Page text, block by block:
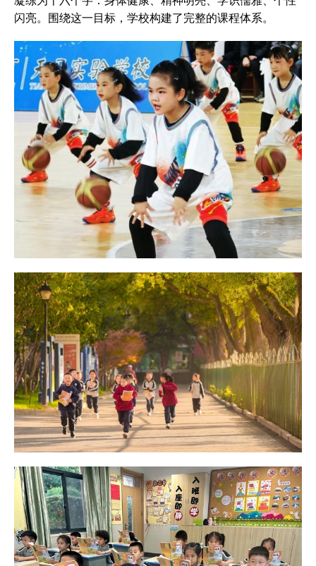
闪亮。围绕这一目标，学校构建了完整的课程体系。